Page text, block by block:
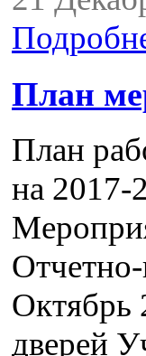
План
План
на 2017-
Октябрь
дверей